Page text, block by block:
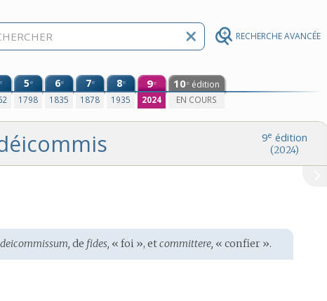
RECHERCHE AVANCÉE
e 5e
1798
6e
1835
7e
1878
8e
1935
9e
2024
10e édition
EN COURS
9e édition
(2024)
de fides, « foi », etcommittere, « confier ».